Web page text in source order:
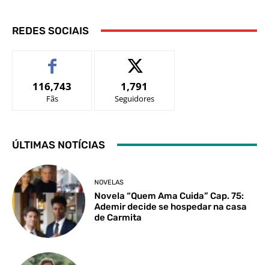
REDES SOCIAIS
116,743
Fãs
1,791
Seguidores
ÚLTIMAS NOTÍCIAS
NOVELAS
Novela “Quem Ama Cuida” Cap. 75:
Ademir decide se hospedar na casa
de Carmita